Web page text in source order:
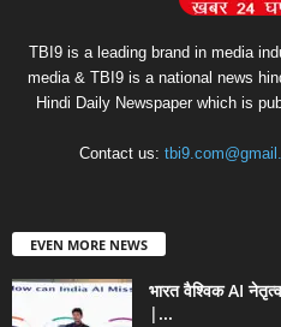
TBI9 is a leading brand in media
media & TBI9 is a national news
Hindi Daily Newspaper which is
Contact us:
EVEN MORE NEWS
भारत वैश्विक AI
|...